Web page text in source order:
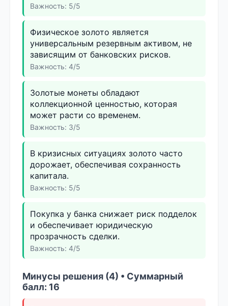
Важность: 5/5
Физическое золото является
универсальным резервным активом, не
зависящим от банковских рисков.
Важность: 4/5
Золотые монеты обладают
коллекционной ценностью, которая
может расти со временем.
Важность: 3/5
В кризисных ситуациях золото часто
дорожает, обеспечивая сохранность
капитала.
Важность: 5/5
Покупка у банка снижает риск подделок
и обеспечивает юридическую
прозрачность сделки.
Важность: 4/5
Минусы решения (4) • Суммарный
балл: 16